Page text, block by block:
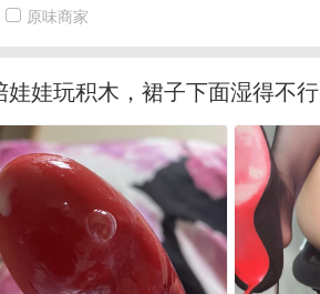
原味商家
娃玩积木，裙子下面湿得不行